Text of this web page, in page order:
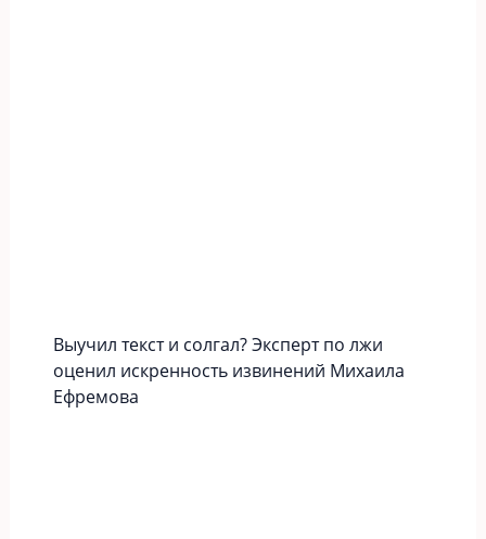
Выучил текст и солгал? Эксперт по лжи
оценил искренность извинений Михаила
Ефремова